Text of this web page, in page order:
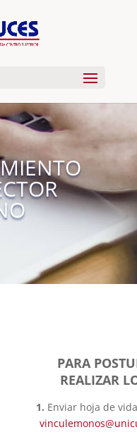
PARA
REALIZAR
1. Enviar hoja de